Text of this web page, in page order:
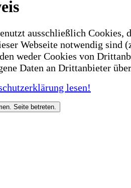
ausschließlich Cookies,
Webseite notwendig sind
weder Cookies von
Daten an Drittanbieter
lesen!
Seite betreten.